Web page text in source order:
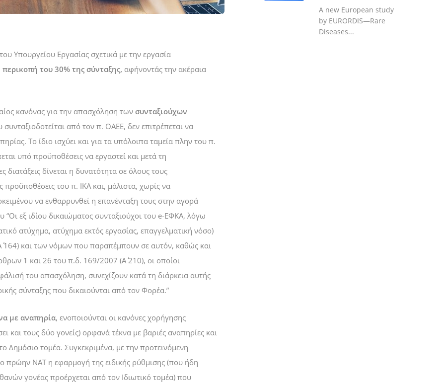
Υπουργείου Εργασίας σχετικά με την εργασία
περικοπή του 30% της σύνταξης, αφήνοντάς την ακέραια
κανόνας για την απασχόληση των συνταξιούχων
από τον π. ΟΑΕΕ, δεν επιτρέπεται να
Το ίδιο ισχύει και για τα υπόλοιπα ταμεία πλην του π.
υπό προϋποθέσεις να εργαστεί και μετά τη
δίνεται η δυνατότητα σε όλους τους
του π. ΙΚΑ και, μάλιστα, χωρίς να
να ενθαρρυνθεί η επανένταξη τους στην αγορά
εξ ιδίου δικαιώματος συνταξιούχοι του e-ΕΦΚΑ, λόγω
ατύχημα, ατύχημα εκτός εργασίας, επαγγελματική νόσο)
164) και των νόμων που παραπέμπουν σε αυτόν, καθώς και
1 και 26 του π.δ. 169/2007 (Α΄ 210), οι οποίοι
του απασχόληση, συνεχίζουν κατά τη διάρκεια αυτής
σύνταξης που δικαιούνται από τον Φορέα.”
με αναπηρία, ενοποιούνται οι κανόνες χορήγησης
τους δύο γονείς) ορφανά τέκνα με βαριές αναπηρίες και
Δημόσιο τομέα. Συγκεκριμένα, με την προτεινόμενη
πρώην ΝΑΤ η εφαρμογή της ειδικής ρύθμισης (που ήδη
γονέας προέρχεται από τον Ιδιωτικό τομέα) που
A new European study
by EURORDIS—Rare
Diseases...